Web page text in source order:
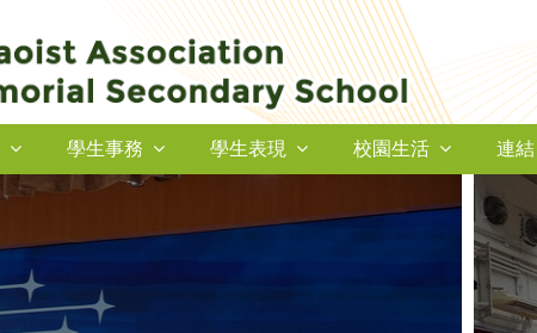
學生事務 學生表現 校園生活 連結